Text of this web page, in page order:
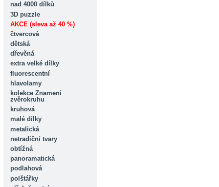
nad 4000 dílků
3D puzzle
AKCE (sleva až 40 %)
čtvercová
dětská
dřevěná
extra velké dílky
fluorescentní
hlavolamy
kolekce Znamení
zvěrokruhu
kruhová
malé dílky
metalická
netradiční tvary
obtížná
panoramatická
podlahová
polštářky